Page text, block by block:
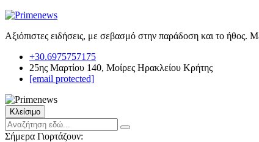
Αξιόπιστες ειδήσεις, με σεβασμό στην παράδοση και το ήθος.
+30.6975757175
25ης Μαρτίου 140, Μοίρες Ηρακλείου Κρήτης
[email protected]
Κλείσιμο
Σήμερα Γιορτάζουν: